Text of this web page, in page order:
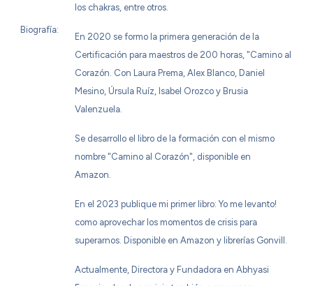
Biografía:
los chakras, entre otros.
En 2020 se formo la primera generación de la
Certificación para maestros de 200 horas, "Camino al
Corazón. Con Laura Prema, Alex Blanco, Daniel
Mesino, Úrsula Ruíz, Isabel Orozco y Brusia
Valenzuela.
Se desarrollo el libro de la formación con el mismo
nombre "Camino al Corazón", disponible en
Amazon.
En el 2023 publique mi primer libro: Yo me levanto!
como aprovechar los momentos de crisis para
superarnos. Disponible en Amazon y librerías Gonvill.
Actualmente, Directora y Fundadora en Abhyasi